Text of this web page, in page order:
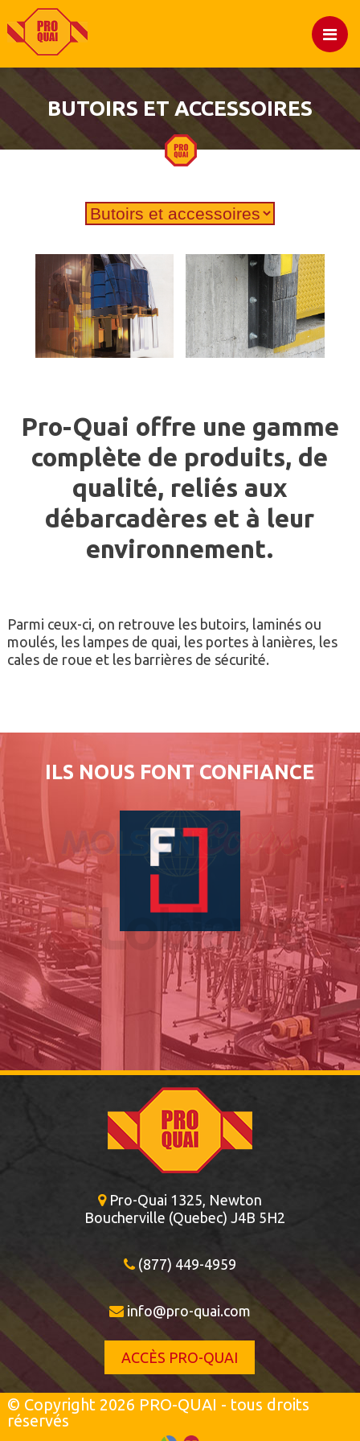
BUTOIRS ET ACCESSOIRES
Pro-Quai offre une gamme
complète de produits, de
qualité, reliés aux
débarcadères et à leur
environnement.
Parmi ceux-ci, on retrouve les butoirs, laminés ou
moulés, les lampes de quai, les portes à lanières, les
cales de roue et les barrières de sécurité.
ILS NOUS FONT CONFIANCE
Pro-Quai 1325, Newton
Boucherville (Quebec) J4B 5H2
(877) 449-4959
info@pro-quai.com
ACCÈS PRO-QUAI
© Copyright 2026 PRO-QUAI - tous droits
réservés